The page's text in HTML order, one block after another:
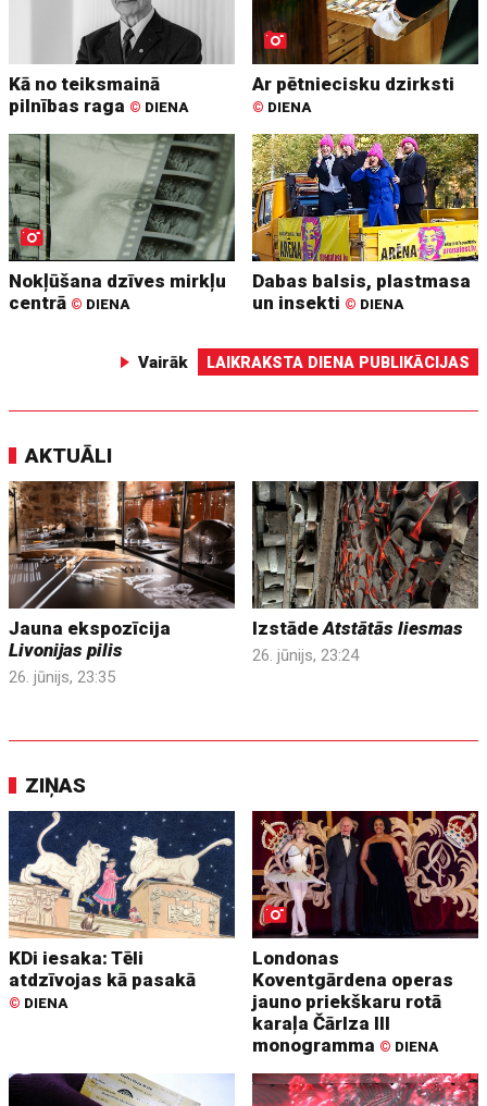
Kā no teiksmainā
pilnības raga © DIENA
Ar pētniecisku dzirksti
© DIENA
Nokļūšana dzīves mirkļu
centrā © DIENA
Dabas balsis, plastmasa
un insekti © DIENA
Vairāk LAIKRAKSTA DIENA PUBLIKĀCIJAS
AKTUĀLI
Jauna ekspozīcija
Livonijas pilis
26. jūnijs, 23:35
IzstādeAtstātās liesmas
26. jūnijs, 23:24
ZIŅAS
KDi iesaka: Tēli
atdzīvojas kā pasakā
© DIENA
Londonas
Koventgārdena operas
jauno priekškaru rotā
karaļa Čārlza III
monogramma © DIENA